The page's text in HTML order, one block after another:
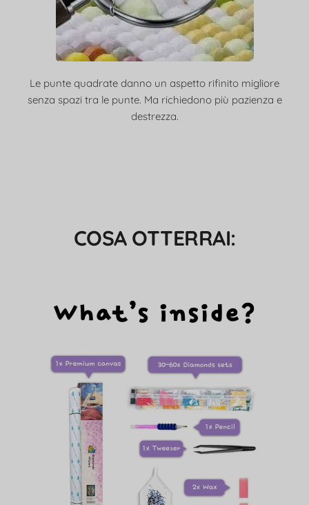
Le punte quadrate danno un aspetto rifinito migliore
senza spazi tra le punte. Ma richiedono più pazienza e
destrezza.
COSA OTTERRAI: